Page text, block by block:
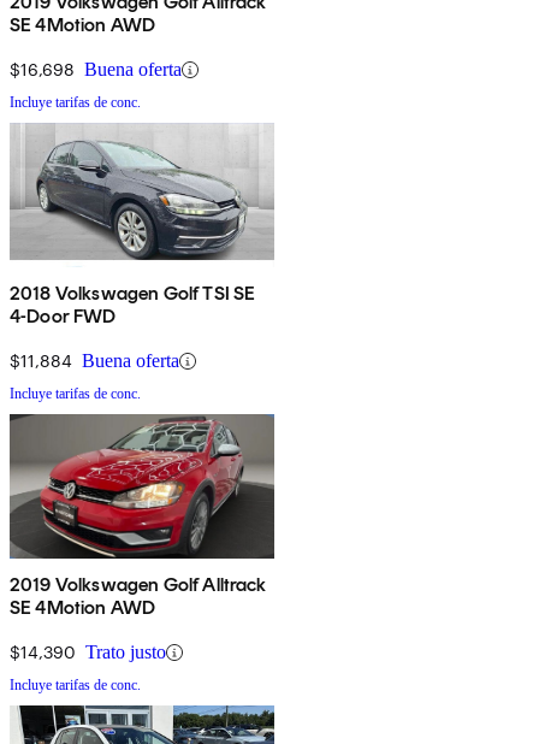
SE 4Motion AWD
$16,698 Buena oferta
Incluye tarifas de conc.
2018 Volkswagen Golf TSI SE
4-Door FWD
$11,884 Buena oferta
Incluye tarifas de conc.
2019 Volkswagen Golf Alltrack
SE 4Motion AWD
$14,390 Trato justo
Incluye tarifas de conc.